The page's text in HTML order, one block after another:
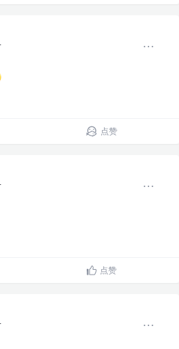
点赞
点赞